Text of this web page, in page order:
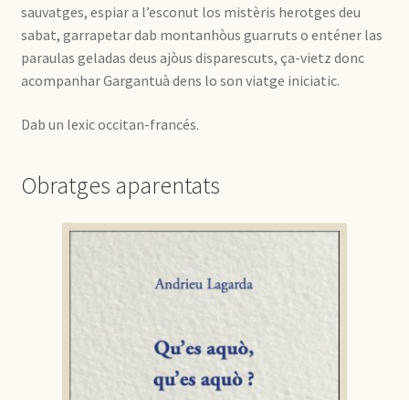
sauvatges, espiar a l’esconut los mistèris herotges deu
sabat, garrapetar dab montanhòus guarruts o enténer las
paraulas geladas deus ajòus disparescuts, ça-vietz donc
acompanhar Gargantuà dens lo son viatge iniciatic.
Dab un lexic occitan-francés.
Obratges aparentats